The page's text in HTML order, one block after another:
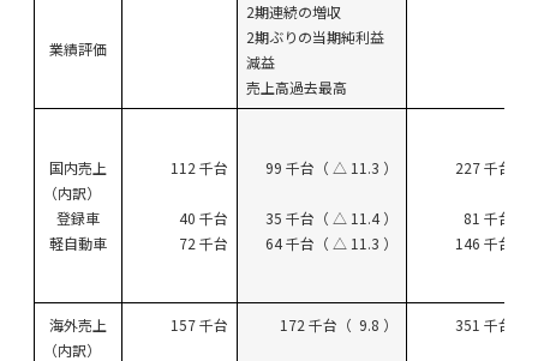
業績評価
2期連続の増収
2期ぶりの当期純利益
減益
売上高過去最高
国内売上
（内訳）
登録車
軽自動車
112 千台
40 千台
72 千台
99 千台（ △ 11.3 ）
35 千台（ △ 11.4 ）
64 千台（ △ 11.3 ）
227 千台
81 千台
146 千台
海外売上
（内訳）
157 千台 172 千台（ 9.8 ） 351 千台